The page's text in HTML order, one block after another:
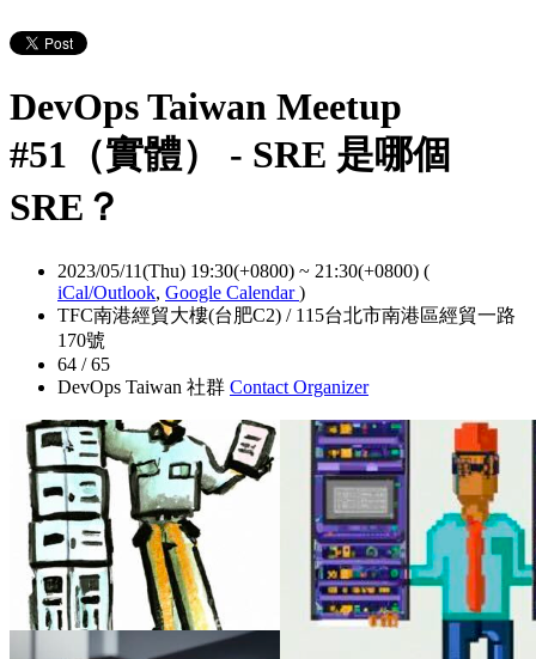
DevOps Taiwan Meetup
#51（實體） - SRE 是哪個
SRE？
2023/05/11(Thu) 19:30(+0800) ~ 21:30(+0800) (
iCal/Outlook, Google Calendar)
TFC南港經貿大樓(台肥C2) / 115台北市南港區經貿一路
170號
64 / 65
DevOps Taiwan 社群 Contact Organizer